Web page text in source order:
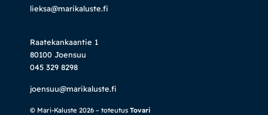
lieksa@marikaluste.fi
Raatekankaantie 1
80100 Joensuu
045 329 8298
joensuu@marikaluste.fi
© Mari-Kaluste 2026 – toteutus Tovari